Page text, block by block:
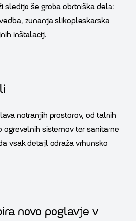
sledijo še groba obrtniška dela:
zunanja slikopleskarska
inštalacij.
notranjih prostorov, od talnih
ogrevalnih sistemov ter sanitarne
vsak detajl odraža vrhunsko
novo poglavje v